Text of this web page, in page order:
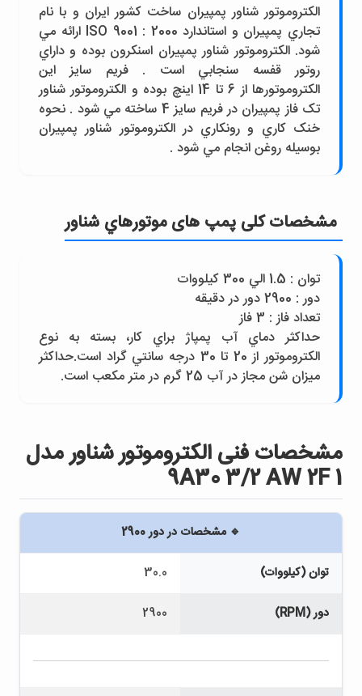
الکتروموتور شناور پمپيران ساخت کشور ايران و با نام
تجاري پمپيران و استاندارد ISO 9001 : 2000 ارائه مي
شود. الکتروموتور شناور پمپيران اسنکرون بوده و داراي
روتور قفسه سنجابي است . فريم سايز اين
الکتروموتورها از 6 تا 14 اينچ بوده و الکتروموتور شناور
تک فاز پمپيران در فريم سايز 4 ساخته مي شود . نحوه
خنک کاري و رونکاري در الکتروموتور شناور پمپيران
بوسيله روغن انجام مي شود .
مشخصات کلی پمپ های موتورهاي شناور
توان : 1.5 الي 300 کيلووات
دور : 2900 دور در دقيقه
تعداد فاز : 3 فاز
حداکثر دماي آب پمپاژ براي کار، بسته به نوع
الکتروموتور از 20 تا 30 درجه سانتي گراد است.حداکثر
ميزان شن مجاز در آب 25 گرم در متر مکعب است.
مشخصات فنی الكتروموتور شناور مدل
9A30 3/2 AW 2F 1
🔹 مشخصات در دور 2900
توان (کیلووات) 30.0
دور (RPM) 2900